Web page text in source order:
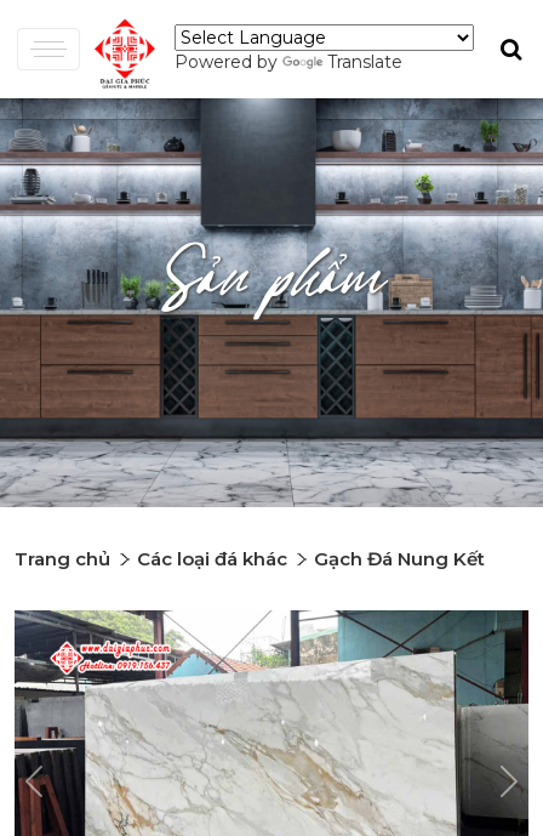
Powered by Translate
Sản phẩm
Trang chủ Các loại đá khác Gạch Đá Nung Kết
Previous